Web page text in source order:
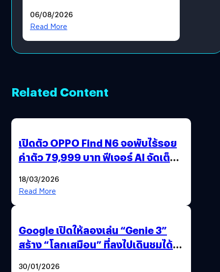
?
06/08/2026
Read More
Related Content
เปิดตัว OPPO Find N6 จอพับไร้รอย
ค่าตัว 79,999 บาท ฟีเจอร์ AI จัดเต็ม
18/03/2026
Read More
Google เปิดให้ลองเล่น “Genie 3”
สร้าง “โลกเสมือน” ที่ลงไปเดินชมได้
30/01/2026